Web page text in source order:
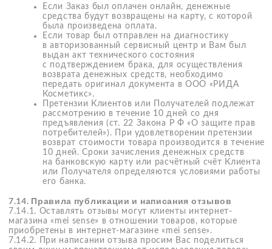
товары под собственным брендом в интернет-магазин
«mei sense» запрещено положительно оценивать свой
товар и/или себя как поставщика/продавца/
производителя и/или отрицательно оценивать
аналогичный товар, реализуемый другими поставщиками,
и/или деятельность продавцов-конкурентов. «mei sense»
оставляет за собой право самостоятельно выявлять такие
случаи, в том числе на основании косвенных
доказательств, снимать такие отзывы с публикации и/или
заблокировать соответствующему клиенту возможность
оставлять отзывы.
7.14.20. Во всех разделах сайта не допускается
обсуждение действий модераторов. Если клиент
не согласен с действиями модераторов, то он может
написать об этом в форму связи со службой поддержки
пользователей.
7.14.21. Имя клиента, которое он указал при написании
отзыва, не должно содержать нецензурной лексики, оно
должно быть аполитичным, в том числе не должно
содержать неуважение к обществу, государству,
официальным государственным символам,
Конституции Р Ф, органам государственной власти РФ.
Отзывы клиента, имя которого не соответствует
вышеуказанным правилам не подлежат публикации
и будут отклонены модератором.
7.14.22. Обращаем ваше внимание, что отзывы, в том
числе содержащиеся в них фото, могут не отражать вид,
на текущий момент, так как может иметь место
изменение упаковки товара, изменение состава товара
и т. д. При выборе того или иного товара в интернет-
магазине «mei sense» клиент должен ориентироваться
в первую очередь на информацию, содержащуюся
в карточке товара.